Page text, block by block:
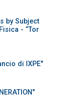
by Subject
- “Tor
di IXPE"